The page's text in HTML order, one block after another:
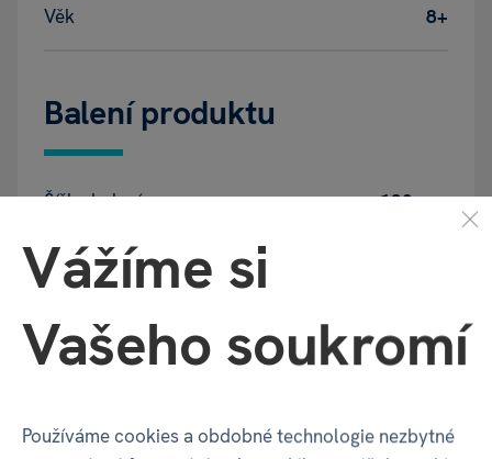
Věk 8+
Balení produktu
Šířka balení 130 mm
Hloubka balení
Výška balení 185 mm
Vážíme si
Vašeho soukromí
Používáme cookies a obdobné technologie nezbytné